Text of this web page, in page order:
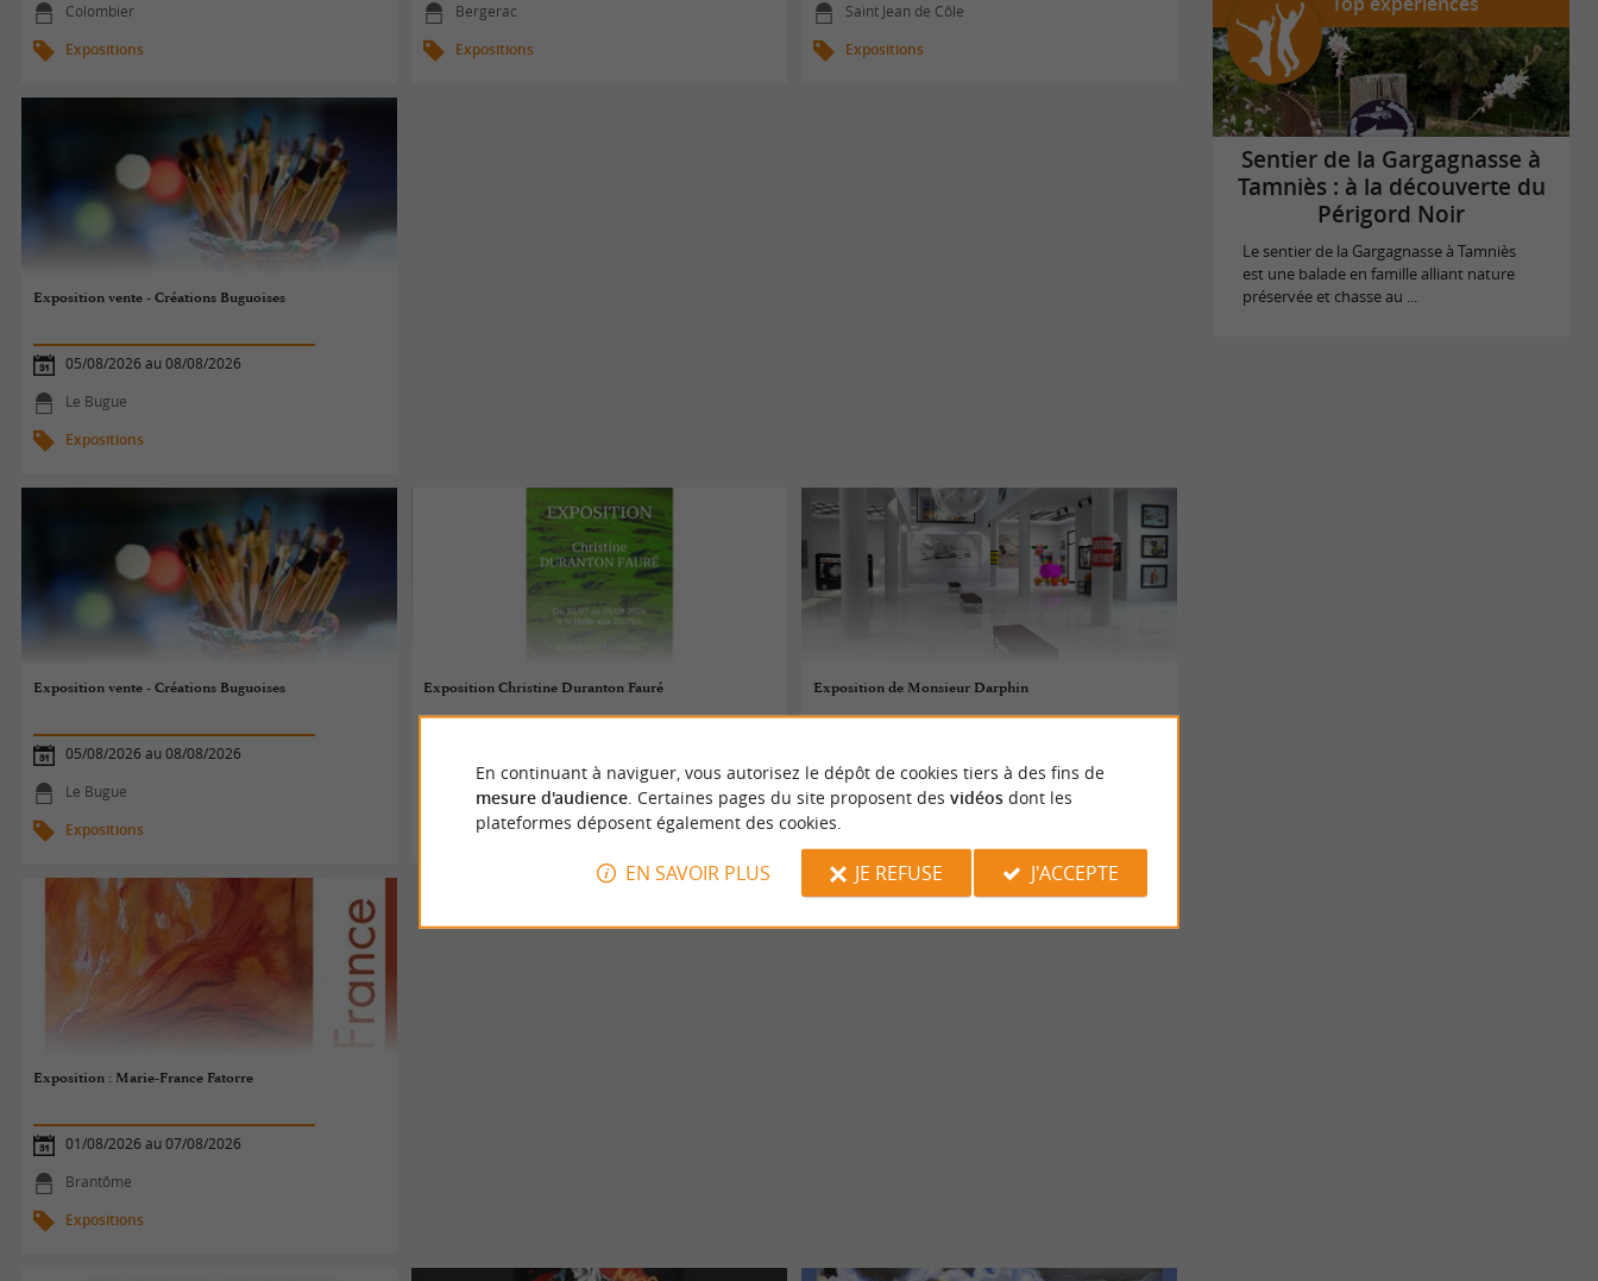
Colombier
Expositions
Bergerac
Expositions
Saint Jean de Côle
Expositions
Exposition vente - Créations Buguoises
05/08/2026 au 08/08/2026
Le Bugue
Expositions
Exposition vente - Créations Buguoises
05/08/2026 au 08/08/2026
Le Bugue
Expositions
Exposition Christine Duranton Fauré
Sorges
Expositions
Exposition de Monsieur Darphin
Saint Jean de Côle
Exposition : Marie-France Fatorre
01/08/2026 au 07/08/2026
Brantôme
Expositions
Sentier de la Gargagnasse à
Tamniès : à la découverte du
Périgord Noir
Le sentier de la Gargagnasse à Tamniès
est une balade en famille alliant nature
préservée et chasse au ...
En continuant à naviguer, vous autorisez le dépôt de cookies tiers à des fins de
mesure d'audience. Certaines pages du site proposent des vidéosdont les
plateformes déposent également des cookies.
EN SAVOIR PLUS JE REFUSE J'ACCEPTE